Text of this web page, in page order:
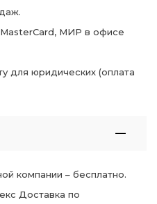
MasterCard, МИР в офисе
для юридических (оплата
компании – бесплатно.
Доставка по